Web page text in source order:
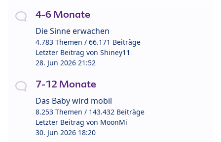
4-6 Monate
Die Sinne erwachen
4.783 Themen / 66.171 Beiträge
Letzter Beitrag von Shiney11
28. Jun 2026 21:52
7-12 Monate
Das Baby wird mobil
8.253 Themen / 143.432 Beiträge
Letzter Beitrag von MoonMi
30. Jun 2026 18:20